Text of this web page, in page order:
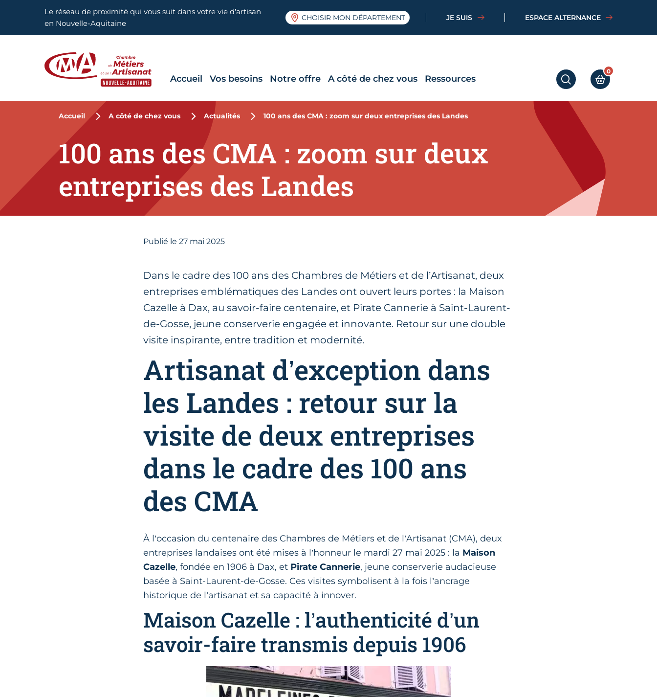
Aller en haut de pageLe réseau de proximité qui vous suit dans votre vie d’artisan
en Nouvelle-Aquitaine
CHOISIR MON DÉPARTEMENT JE SUIS ESPACE ALTERNANCE
RECHERCHERMON PANIER
0
Accueil Vos besoins Notre offre A côté de chez vous Ressources
Accueil A côté de chez vous Actualités 100 ans des CMA : zoom sur deux entreprises des Landes
100 ans des CMA : zoom sur deux
entreprises des Landes
Publié le27 mai 2025
Dans le cadre des 100 ans des Chambres de Métiers et de l’Artisanat, deux
entreprises emblématiques des Landes ont ouvert leurs portes : la Maison
Cazelle à Dax, au savoir-faire centenaire, et Pirate Cannerie à Saint-Laurent-
de-Gosse, jeune conserverie engagée et innovante. Retour sur une double
visite inspirante, entre tradition et modernité.
Artisanat d’exception dans
les Landes : retour sur la
visite de deux entreprises
dans le cadre des 100 ans
des CMA
À l’occasion du centenaire des Chambres de Métiers et de l’Artisanat (CMA), deux
entreprises landaises ont été mises à l’honneur le mardi 27 mai 2025 : la Maison
Cazelle, fondée en 1906 à Dax, et Pirate Cannerie, jeune conserverie audacieuse
basée à Saint-Laurent-de-Gosse. Ces visites symbolisent à la fois l’ancrage
historique de l’artisanat et sa capacité à innover.
Maison Cazelle : l’authenticité d’un
savoir-faire transmis depuis 1906